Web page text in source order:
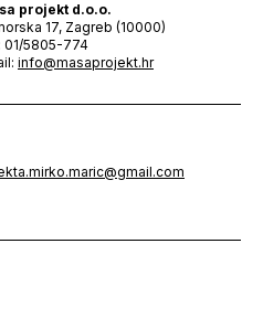
projekt d.o.o.
17, Zagreb (10000)
01/5805-774
info@masaprojekt.hr